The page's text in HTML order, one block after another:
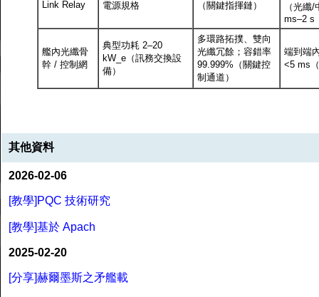
Link Relay
電源規格
（關鍵指揮鏈）
（光纖
ms–2 s
艦內光纖骨
幹 / 控制網
典型功耗 2–20
kW_e（訊務交換設
備）
多環路拓撲、雙向
光纖冗餘；容錯率
99.999%（關鍵控
制通道）
端到端
<5 ms
其他資料
2026-02-06
[教學]PQC 技術研究
[教學]基於 Apach
2025-02-20
[分享]赫爾墨斯之矛艦載